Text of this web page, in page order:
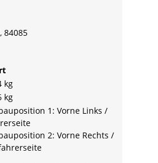
84085
kg
kg
1: Vorne Links /
2: Vorne Rechts /